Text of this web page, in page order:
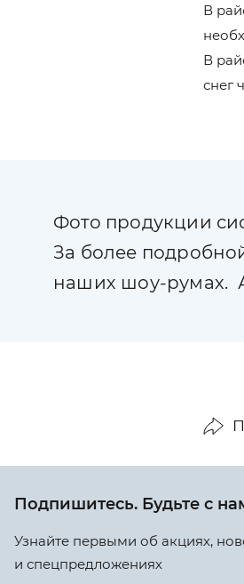
В
В
снег
Фото продукции
За более
наших шоу-румах.
Подпишитесь. Будьте с
Узнайте первыми об акциях,
и спецпредложениях